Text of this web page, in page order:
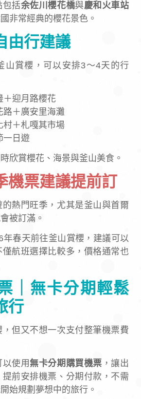
包括余佐川櫻花橋與慶和火車站
非常經典的櫻花景色。
由行建議
山賞櫻，可以安排3～4天的行
＋迎月路櫻花
路＋廣安里海灘
村＋札嘎其市場
一日遊
欣賞櫻花、海景與釜山美食。
機票建議提前訂
熱門旺季，尤其是釜山與首爾
被訂滿。
年春天前往釜山賞櫻，建議可以
僅航班選擇比較多，價格通常也
｜無卡分期輕鬆
行
但又不想一次支付整筆機票費
以使用無卡分期購買機票 ，讓出
提前安排機票、分期付款，不需
始規劃夢想中的旅行。